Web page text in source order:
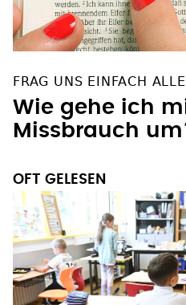
FRAG UNS EINFACH
Wie gehe ich
Missbrauch
OFT GELESEN